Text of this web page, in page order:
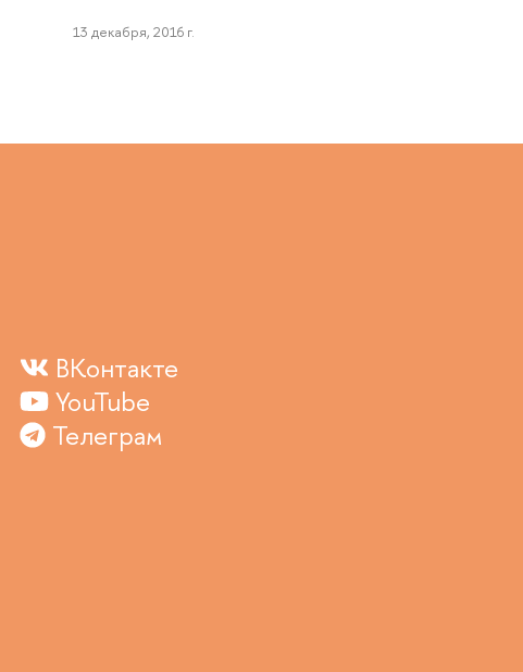
13 декабря, 2016 г.
ВКонтакте
YouTube
Телеграм